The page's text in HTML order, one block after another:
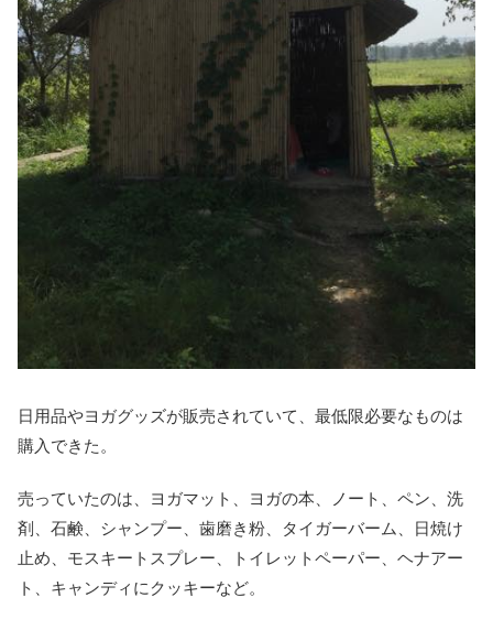
日用品やヨガグッズが販売されていて、最低限必要なものは
購入できた。
売っていたのは、ヨガマット、ヨガの本、ノート、ペン、洗
剤、石鹸、シャンプー、歯磨き粉、タイガーバーム、日焼け
止め、モスキートスプレー、トイレットペーパー、ヘナアー
ト、キャンディにクッキーなど。